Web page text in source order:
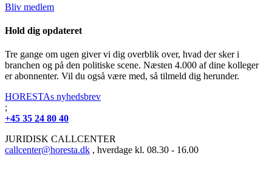
Bliv medlem
Hold dig opdateret
Tre gange om ugen giver vi dig overblik over, hvad der sker i
branchen og på den politiske scene. Næsten 4.000 af dine kolleger
er abonnenter. Vil du også være med, så tilmeld dig herunder.
HORESTAs nyhedsbrev
;
+45 35 24 80 40
JURIDISK CALLCENTER
callcenter@horesta.dk , hverdage kl. 08.30 - 16.00